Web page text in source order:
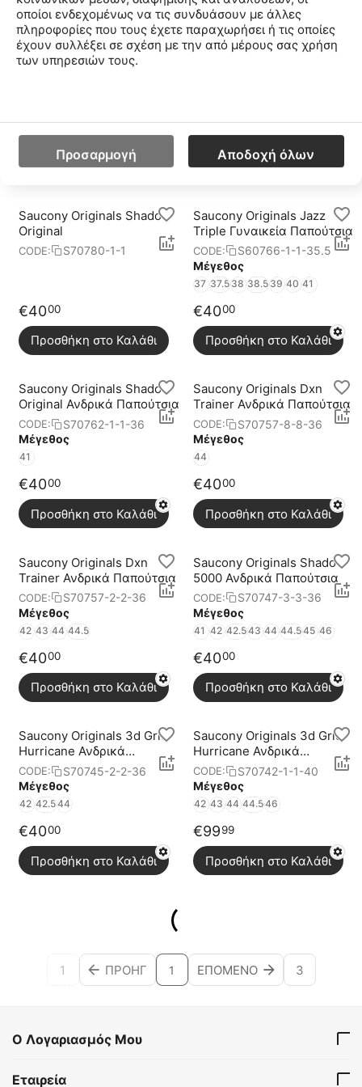
Saucony Originals Grid
Shadow 2
€10500
Προσθήκη στο Καλάθι
Saucony Originals Grid
Shadow 2
€10500
Προσθήκη στο Καλάθι
Saucony Originals Shadow
Original
CODE: S70780-1-1
€4000
Προσθήκη στο Καλάθι
Saucony Originals Jazz
Triple Γυναικεία Παπούτσια
CODE:
S60766-1-1-35.5
Μέγεθος
37 37.5 38 38.5 39 40 41
€4000
Προσθήκη στο Καλάθι
Saucony Originals Shadow
Original Ανδρικά Παπούτσια
CODE:
S70762-1-1-36
Μέγεθος
41
€4000
Προσθήκη στο Καλάθι
Saucony Originals Dxn
Trainer Ανδρικά Παπούτσια
CODE:
S70757-8-8-36
Μέγεθος
44
€4000
Προσθήκη στο Καλάθι
Saucony Originals Dxn
Trainer Ανδρικά Παπούτσια
CODE:
S70757-2-2-36
Μέγεθος
42 43 44 44.5
€4000
Προσθήκη στο Καλάθι
Saucony Originals Shadow
5000 Ανδρικά Παπούτσια
CODE:
S70747-3-3-36
Μέγεθος
41 42 42.543 44 44.545 46
€4000
Προσθήκη στο Καλάθι
Saucony Originals 3d Grid
Hurricane Ανδρικά
Παπούτσια
CODE:
S70745-2-2-36
Μέγεθος
42 42.544
€4000
Προσθήκη στο Καλάθι
Saucony Originals 3d Grid
Hurricane Ανδρικά
Παπούτσια
CODE:
S70742-1-1-40
Μέγεθος
42 43 44 44.546
€9999
Προσθήκη στο Καλάθι
1 ΠΡΟΗΓ 1 ΕΠΌΜΕΝΟ 3
Ο Λογαριασμός Μου
Εταιρεία
οποίοι ενδεχομένως να τις συνδυάσουν με άλλες
πληροφορίες που τους έχετε παραχωρήσει ή τις οποίες
έχουν συλλέξει σε σχέση με την από μέρους σας χρήση
των υπηρεσιών τους.
Προσαρμογή Αποδοχή όλων